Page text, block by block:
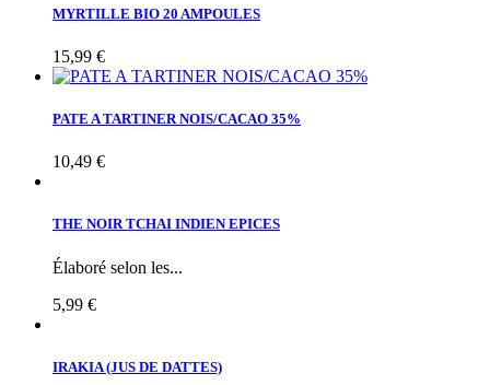
MYRTILLE BIO 20 AMPOULES
15,99 €
PATE A TARTINER NOIS/CACAO 35%
10,49 €
THE NOIR TCHAI INDIEN EPICES
Élaboré selon les...
5,99 €
IRAKIA (JUS DE DATTES)